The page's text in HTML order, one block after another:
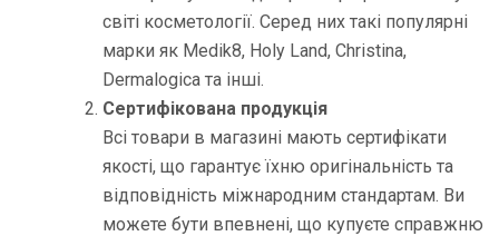
світі косметології. Серед них такі популярні
марки як Medik8, Holy Land, Christina,
Dermalogica та інші.
Сертифікована продукція
Всі товари в магазині мають сертифікати
якості, що гарантує їхню оригінальність та
відповідність міжнародним стандартам. Ви
можете бути впевнені, що купуєте справжню